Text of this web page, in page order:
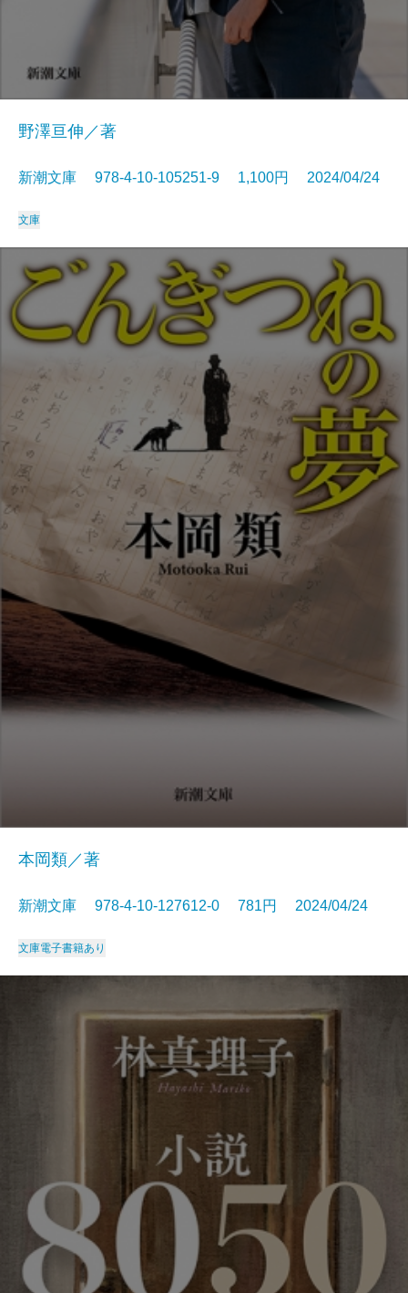
野澤亘伸／著
新潮文庫 978-4-10-105251-9 1,100円 2024/04/24
文庫
本岡類／著
新潮文庫 978-4-10-127612-0 781円 2024/04/24
文庫電子書籍あり